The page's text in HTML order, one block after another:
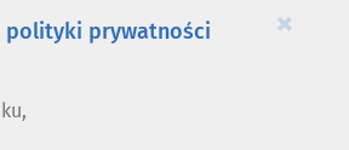
×
polityki prywatności